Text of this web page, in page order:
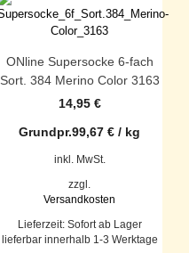
ONline Supersocke 6-fach
Sort. 384 Merino Color 3163
14,95 €
Grundpr.99,67€ / kg
inkl. MwSt.
zzgl.
Versandkosten
Lieferzeit: Sofort ab Lager
lieferbar innerhalb 1-3 Werktage